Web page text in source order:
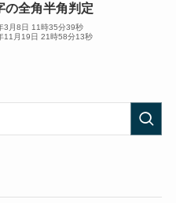
の全角半角判定
3月8日 11時35分39秒
11月19日 21時58分13秒